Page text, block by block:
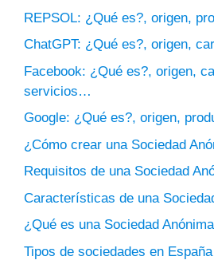
REPSOL: ¿Qué es?, origen,
ChatGPT: ¿Qué es?, origen,
Facebook: ¿Qué es?, origen,
servicios…
Google: ¿Qué es?, origen,
¿Cómo crear una Sociedad
Requisitos de una Sociedad
Características de una
¿Qué es una Sociedad
Tipos de sociedades en España